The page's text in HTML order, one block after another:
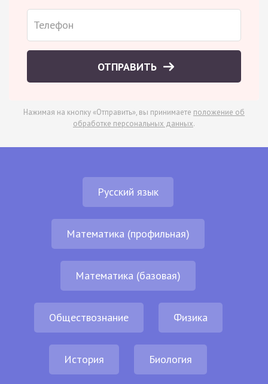
ОТПРАВИТЬ
Нажимая на кнопку «Отправить», вы принимаете положение об
обработке персональных данных.
Русский язык
Математика (профильная)
Математика (базовая)
Обществознание Физика
История Биология